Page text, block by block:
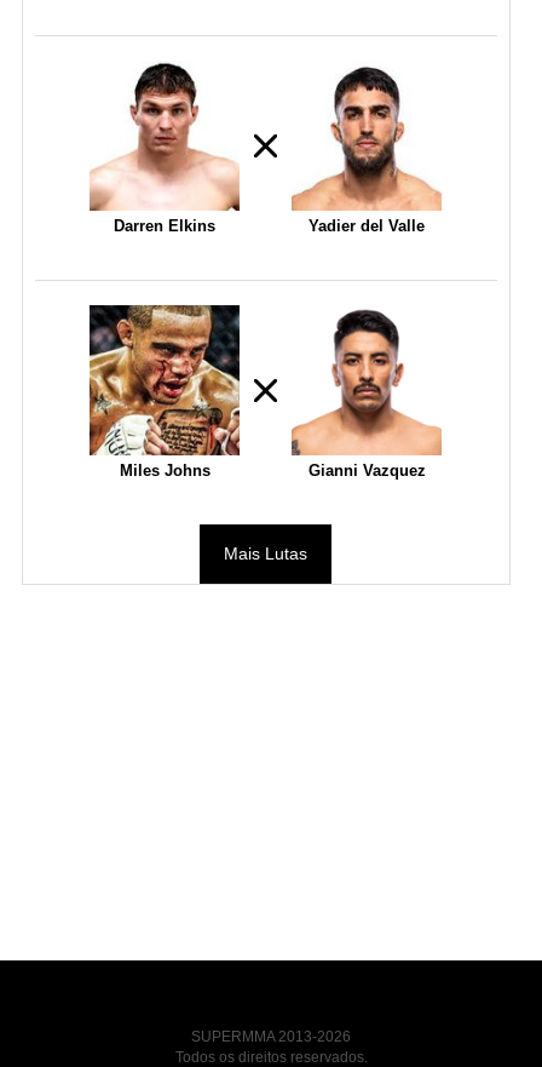
Darren Elkins Yadier del Valle
Miles Johns Gianni Vazquez
Mais Lutas
SUPERMMA 2013-2026
Todos os direitos reservados.